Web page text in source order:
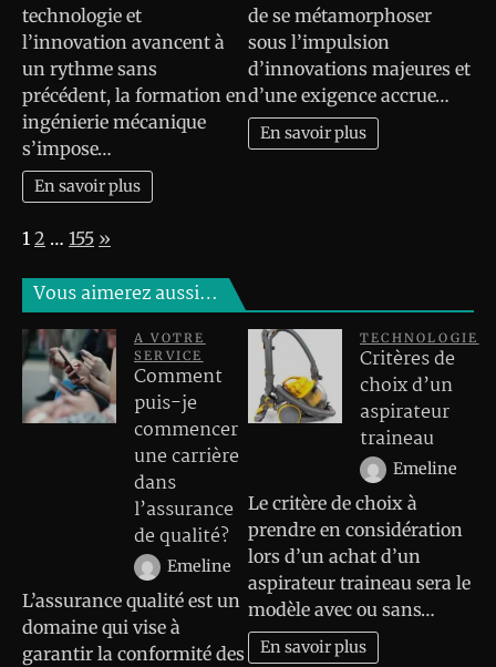
technologie et
l’innovation avancent à
un rythme sans
précédent, la formation en
ingénierie mécanique
s’impose…
En savoir plus
de se métamorphoser
sous l’impulsion
d’innovations majeures et
d’une exigence accrue…
En savoir plus
Page:
1 2 … 155 Next
»
Vous aimerez aussi…
A VOTRE
SERVICE
Comment
puis-je
commencer
une carrière
dans
l’assurance
de qualité?
Emeline
L’assurance qualité est un
domaine qui vise à
garantir la conformité des
TECHNOLOGIE
Critères de
choix d’un
aspirateur
traineau
Emeline
Le critère de choix à
prendre en considération
lors d’un achat d’un
aspirateur traineau sera le
modèle avec ou sans…
En savoir plus